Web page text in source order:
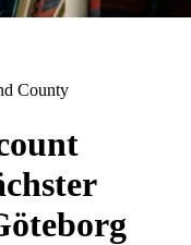
County